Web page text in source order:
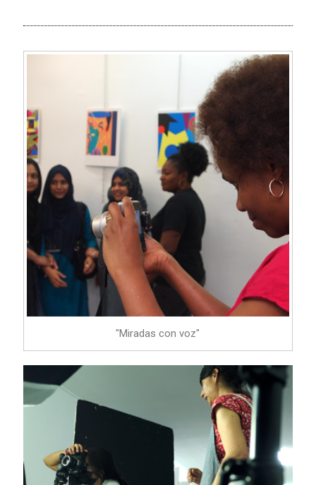
"Miradas con voz"